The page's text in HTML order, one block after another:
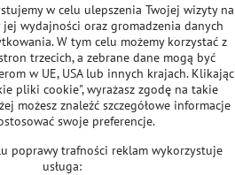
w celu ulepszenia Twojej wizyty na
wydajności oraz gromadzenia danych
W tym celu możemy korzystać z
trzecich, a zebrane dane mogą być
w UE, USA lub innych krajach. Klikając
pliki cookie", wyrażasz zgodę na takie
możesz znaleźć szczegółowe informacje
swoje preferencje.
poprawy trafności reklam wykorzystuje
usługa: